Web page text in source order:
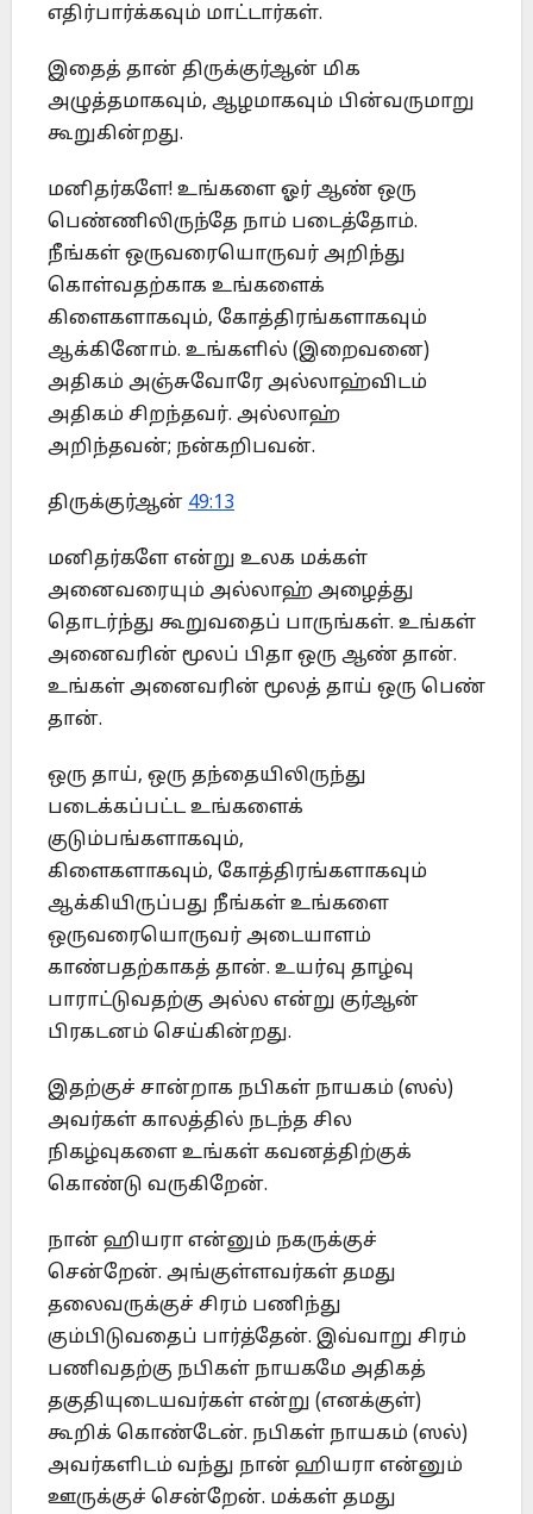
எதிர்பார்க்கவும் மாட்டார்கள்.
இதைத் தான் திருக்குர்ஆன் மிக
அழுத்தமாகவும், ஆழமாகவும் பின்வருமாறு
கூறுகின்றது.
மனிதர்களே! உங்களை ஓர் ஆண் ஒரு
பெண்ணிலிருந்தே நாம் படைத்தோம்.
நீங்கள் ஒருவரையொருவர் அறிந்து
கொள்வதற்காக உங்களைக்
கிளைகளாகவும், கோத்திரங்களாகவும்
ஆக்கினோம். உங்களில் (இறைவனை)
அதிகம் அஞ்சுவோரே அல்லாஹ்விடம்
அதிகம் சிறந்தவர். அல்லாஹ்
அறிந்தவன்; நன்கறிபவன்.
திருக்குர்ஆன் 49:13
மனிதர்களே என்று உலக மக்கள்
அனைவரையும் அல்லாஹ் அழைத்து
தொடர்ந்து கூறுவதைப் பாருங்கள். உங்கள்
அனைவரின் மூலப் பிதா ஒரு ஆண் தான்.
உங்கள் அனைவரின் மூலத் தாய் ஒரு பெண்
தான்.
ஒரு தாய், ஒரு தந்தையிலிருந்து
படைக்கப்பட்ட உங்களைக்
குடும்பங்களாகவும்,
கிளைகளாகவும், கோத்திரங்களாகவும்
ஆக்கியிருப்பது நீங்கள் உங்களை
ஒருவரையொருவர் அடையாளம்
காண்பதற்காகத் தான். உயர்வு தாழ்வு
பாராட்டுவதற்கு அல்ல என்று குர்ஆன்
பிரகடனம் செய்கின்றது.
இதற்குச் சான்றாக நபிகள் நாயகம் (ஸல்)
அவர்கள் காலத்தில் நடந்த சில
நிகழ்வுகளை உங்கள் கவனத்திற்குக்
கொண்டு வருகிறேன்.
நான் ஹியரா என்னும் நகருக்குச்
சென்றேன். அங்குள்ளவர்கள் தமது
தலைவருக்குச் சிரம் பணிந்து
கும்பிடுவதைப் பார்த்தேன். இவ்வாறு சிரம்
பணிவதற்கு நபிகள் நாயகமே அதிகத்
தகுதியுடையவர்கள் என்று (எனக்குள்)
கூறிக் கொண்டேன். நபிகள் நாயகம் (ஸல்)
அவர்களிடம் வந்து நான் ஹியரா என்னும்
ஊருக்குச் சென்றேன். மக்கள் தமது